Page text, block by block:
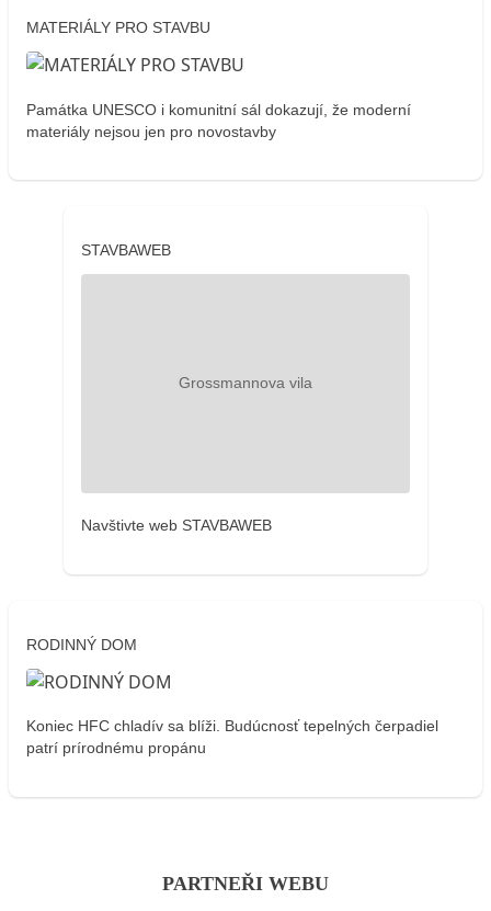
MATERIÁLY PRO STAVBU
Památka UNESCO i komunitní sál dokazují, že moderní
materiály nejsou jen pro novostavby
STAVBAWEB
Navštivte web STAVBAWEB
RODINNÝ DOM
Koniec HFC chladív sa blíži. Budúcnosť tepelných čerpadiel
patrí prírodnému propánu
PARTNEŘI WEBU